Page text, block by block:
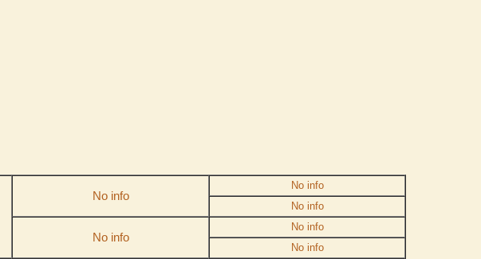
No info
No info
No info
No info
No info
No info